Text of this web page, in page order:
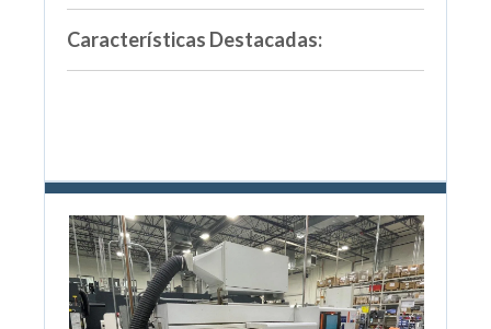
Características Destacadas: